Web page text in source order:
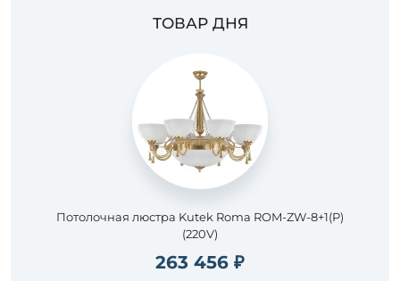
ТОВАР ДНЯ
Потолочная люстра Kutek Roma ROM-ZW-8+1(P)
(220V)
263 456 ₽